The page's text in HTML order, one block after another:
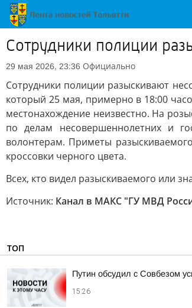
Сотрудники полиции
29 мая 2026, 23:36 Официально
Сотрудники полиции разыскивают
который 25 мая, примерно в 18:00
местонахождение неизвестно. На
по делам несовершеннолетних и
волонтерам. Приметы
кроссовки черного цвета.
Всех, кто видел разыскиваемого или
Источник: Канал в МАКС "ГУ МВД
ТОП
Путин обсудил с Совбезом
15:26